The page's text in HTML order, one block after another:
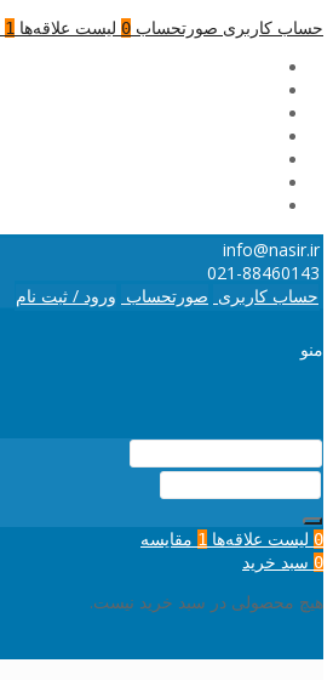
حساب کاربری صورتحساب 0 لیست علاقه‌ها 1
info@nasir.ir
021-88460143
حساب کاربری صورتحساب ورود / ثبت نام
منو
0 لیست علاقه‌ها 1 مقایسه
0 سبد خرید
هیچ محصولی در سبد خرید نیست.